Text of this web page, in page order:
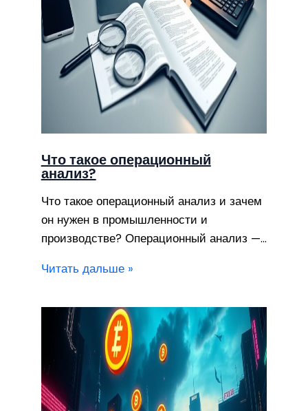
Что такое операционный
анализ?
Что такое операционный анализ и зачем
он нужен в промышленности и
производстве? Операционный анализ —…
Читать дальше »